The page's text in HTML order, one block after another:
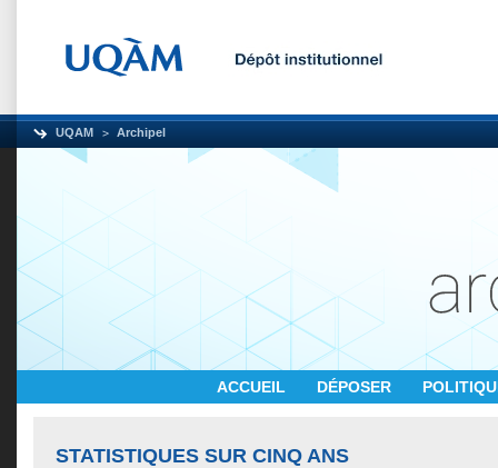
UQAM Archipel
ACCUEIL DÉPOSER
STATISTIQUES SUR CINQ ANS